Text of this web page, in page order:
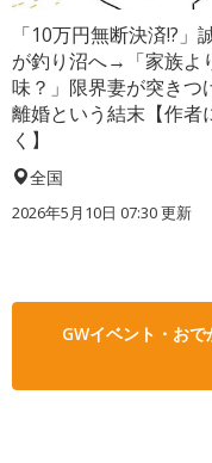
「10万円無断決済!?」
が釣り沼へ→「家族よ
味？」限界妻が突きつ
離婚という結末【作者
く】
全国
2026年5月10日 07:30 更新
GWイベント・お